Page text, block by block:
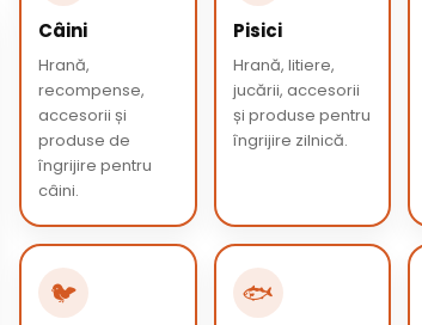
Câini
Hrană,
recompense,
accesorii și
produse de
îngrijire pentru
câini.
Pisici
Hrană, litiere,
jucării, accesorii
și produse pentru
îngrijire zilnică.
🐦 🐟